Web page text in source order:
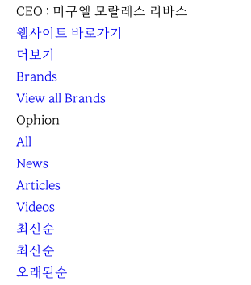
CEO : 미구엘 모랄레스 리바스
웹사이트 바로가기
더보기
Brands
View all Brands
Ophion
All
News
Articles
Videos
최신순
최신순
오래된순